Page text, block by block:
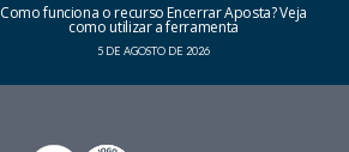
Como funciona o recurso Encerrar Aposta? Veja
como utilizar a ferramenta
5 DE AGOSTO DE 2026